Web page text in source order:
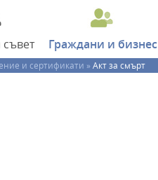
съвет Граждани и бизнес
и сертификати » Акт за смърт